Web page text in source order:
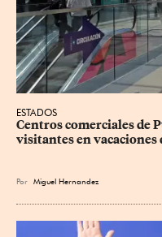
ESTADOS
Centros comerciales de
visitantes en vacaciones
Por Miguel Hernandez